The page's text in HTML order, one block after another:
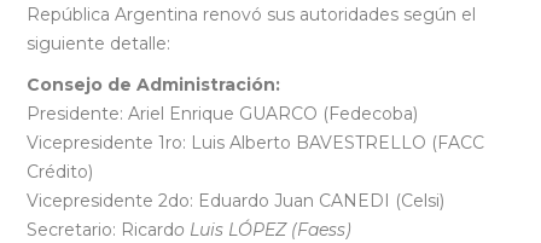
República Argentina renovó sus autoridades según el
siguiente detalle:
Consejo de Administración:
Presidente: Ariel Enrique GUARCO (Fedecoba)
Vicepresidente 1ro: Luis Alberto BAVESTRELLO (FACC
Crédito)
Vicepresidente 2do: Eduardo Juan CANEDI (Celsi)
Secretario: Ricardo Luis LÓPEZ (Faess)